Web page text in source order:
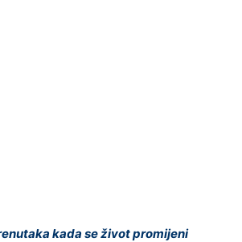
kada se život promijeni